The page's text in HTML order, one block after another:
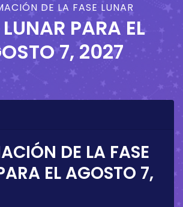
DE LA FASE LUNAR
PARA EL
7, 2027
DE LA FASE
EL AGOSTO 7,